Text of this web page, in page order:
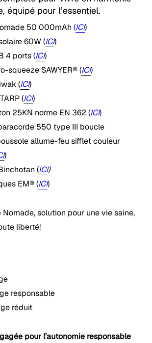
:
€.
est :
199,00 €.
équipé pour l’essentiel.
50 000mAh (ICI)
60W (ICI)
4 ports(ICI)
squeeze SAWYER® (ICI)
(ICI)
(ICI)
25KN norme EN 362 (ICI)
550 type III boucle
allume-feu sifflet couleur
)
(ICI)
EM® (ICI)
Nomade, solution pour une vie saine,
liberté!
responsable
réduit
pour l’autonomie responsable